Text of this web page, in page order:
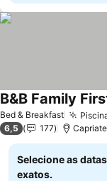
Bed & Breakfast
B&B Family
6,5 177
Selecione as
exatos.